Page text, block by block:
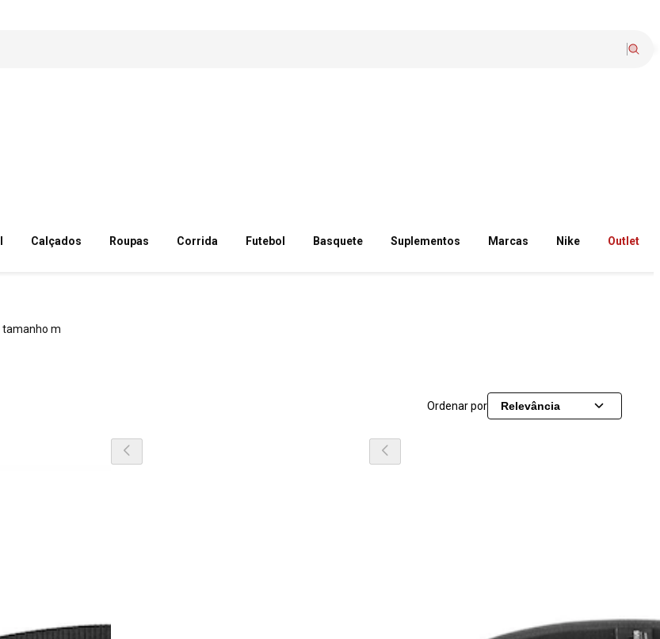
Calçados Roupas Corrida Futebol Basquete Suplementos Marcas Nike Outlet
tamanho m
Ordenar por Relevância